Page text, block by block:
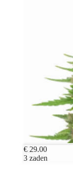
€ 29.00
3 zaden